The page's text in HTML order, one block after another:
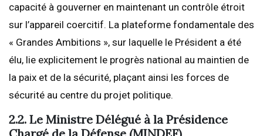
capacité à gouverner en maintenant un contrôle étroit
sur l’appareil coercitif. La plateforme fondamentale des
« Grandes Ambitions », sur laquelle le Président a été
élu, lie explicitement le progrès national au maintien de
la paix et de la sécurité, plaçant ainsi les forces de
sécurité au centre du projet politique.
2.2. Le Ministre Délégué à la Présidence